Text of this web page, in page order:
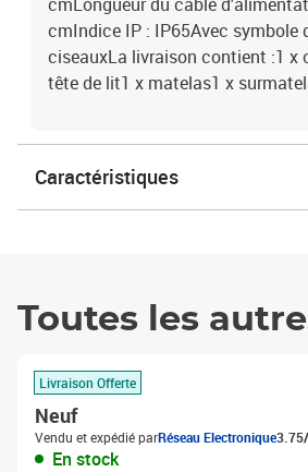
cmIndice IP : IP65Avec symbole
ciseauxLa livraison contient :1 x
tête de lit1 x matelas1 x
Caractéristiques
Toutes les
Livraison Offerte
Neuf
Vendu et expédié parRéseau Electronique
En stock